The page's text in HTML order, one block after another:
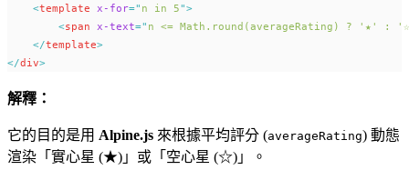
<template x-for=" n in 5">
<span x-text=" n <= Math.round(averageRating) ? '★' :
</template>
</div>
解釋：
它的目的是用 Alpine.js 來根據平均評分 (averageRating) 動態
渲染「實心星 (★)」或「空心星 (☆)」。